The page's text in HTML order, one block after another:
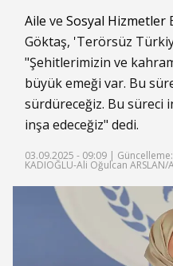
Aile ve Sosyal Hizmetler
Göktaş, 'Terörsüz
"Şehitlerimizin ve
büyük emeği var. Bu
sürdüreceğiz. Bu süreci
inşa edeceğiz" dedi.
03.09.2025 - 09:09 |
KADIOĞLU-Ali Oğulcan ARSLAN/